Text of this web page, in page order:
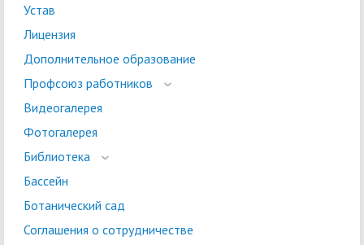
Устав
Лицензия
Дополнительное образование
Профсоюз работников
Видеогалерея
Фотогалерея
Библиотека
Бассейн
Ботанический сад
Соглашения о сотрудничестве